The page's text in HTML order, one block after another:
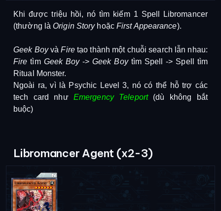
Khi được triệu hồi, nó tìm kiếm 1 Spell Libromancer
(thường là Origin Storyhoặc First Appearance).
Geek BoyvàFiretạo thành một chuỗi search lẫn nhau:
Fire tìm Geek Boy->Geek Boytìm Spell -> Spell tìm
Ritual Monster.
Ngoài ra, vì là Psychic Level 3, nó có thể hỗ trợ các
tech card như Emergency Teleport
(dù không bắt
buộc)
Libromancer Agent (x2-3)